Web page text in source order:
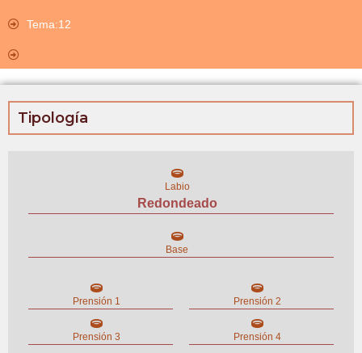
Tema:12
Tipología
Labio
Redondeado
Base
Prensión 1 Prensión 2
Prensión 3 Prensión 4